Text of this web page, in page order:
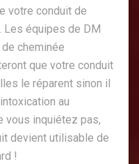
votre conduit de
Les équipes de DM
cheminée
que votre conduit
le réparent sinon il
au
vous inquiétez pas,
devient utilisable de
!